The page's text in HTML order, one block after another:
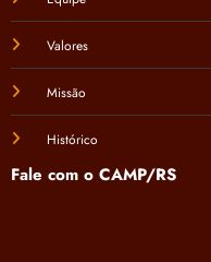
Valores
Missão
Histórico
Fale com o CAMP/RS